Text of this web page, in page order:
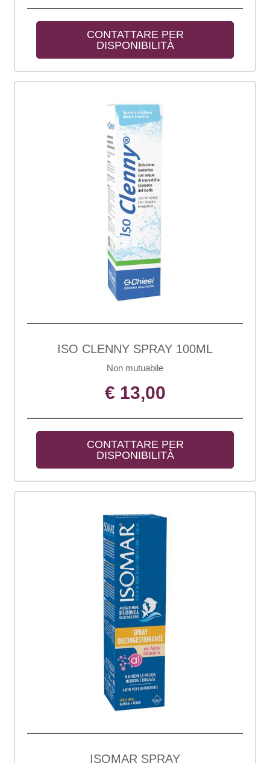
CONTATTARE PER
DISPONIBILITÀ
ISO CLENNY SPRAY 100ML
Non mutuabile
€ 13,00
CONTATTARE PER
DISPONIBILITÀ
ISOMAR SPRAY